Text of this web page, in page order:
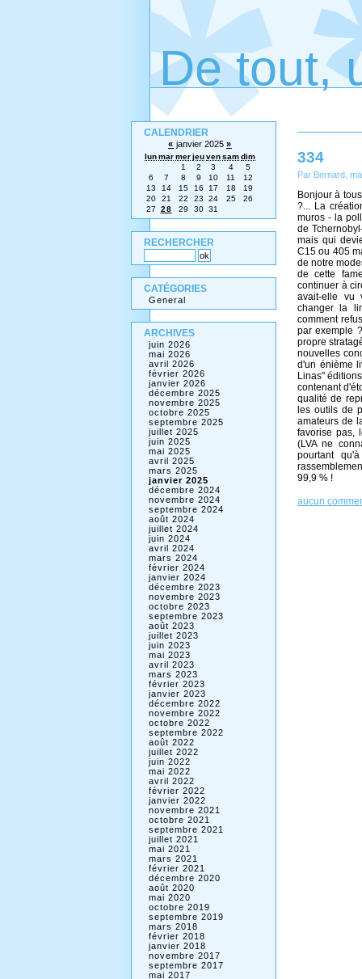
De tout,
334
Par Bernard,
Bonjour à
?... La
muros - la
de
mais qui
C15 ou 405
de notre
de cette
continuer à
avait-elle vu
changer la
comment
par exemple
propre
nouvelles
d'un énième
Linas"
contenant
qualité de
les outils de
amateurs de
favorise pas,
(LVA ne
pourtant
99,9 % !
aucun
CALENDRIER
« janvier 2025 »
lunmarmerjeuvensamdim
1
2 3 4
5
6
7 8 9 10 11
12
13
14 15 16 17 18
19
20
21 22 23 24 25
26
27
28 29 30 31
RECHERCHER
CATÉGORIES
General
ARCHIVES
juin 2026
mai 2026
avril 2026
février 2026
janvier 2026
décembre 2025
novembre 2025
octobre 2025
septembre 2025
juillet 2025
juin 2025
mai 2025
avril 2025
mars 2025
janvier 2025
décembre 2024
novembre 2024
septembre 2024
août 2024
juillet 2024
juin 2024
avril 2024
mars 2024
février 2024
janvier 2024
décembre 2023
novembre 2023
octobre 2023
septembre 2023
août 2023
juillet 2023
juin 2023
mai 2023
avril 2023
mars 2023
février 2023
janvier 2023
décembre 2022
novembre 2022
octobre 2022
septembre 2022
août 2022
juillet 2022
juin 2022
mai 2022
avril 2022
février 2022
janvier 2022
novembre 2021
octobre 2021
septembre 2021
juillet 2021
mai 2021
mars 2021
février 2021
décembre 2020
août 2020
mai 2020
octobre 2019
septembre 2019
mars 2018
février 2018
janvier 2018
novembre 2017
septembre 2017
mai 2017